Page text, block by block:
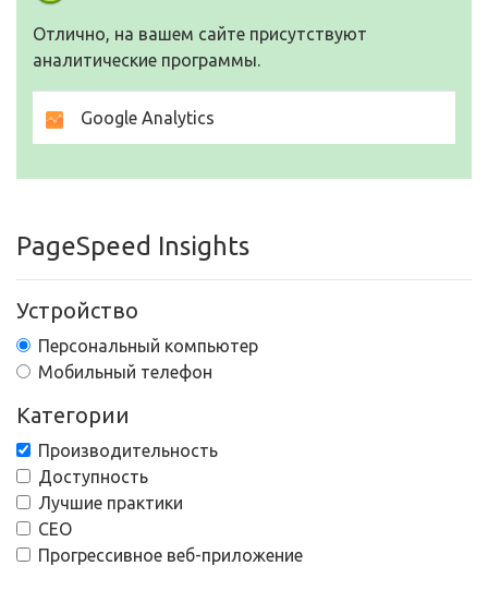
Отлично, на вашем сайте присутствуют
аналитические программы.
Google Analytics
PageSpeed Insights
Устройство
Персональный компьютер
Мобильный телефон
Категории
Производительность
Доступность
Лучшие практики
СЕО
Прогрессивное веб-приложение